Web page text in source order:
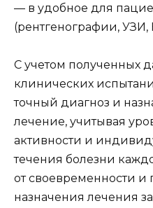
— в удобное для
(рентгенографии, УЗИ,
С учетом полученных
клинических
точный диагноз и
лечение, учитывая
активности и
течения болезни
от своевременности и
назначения лечения